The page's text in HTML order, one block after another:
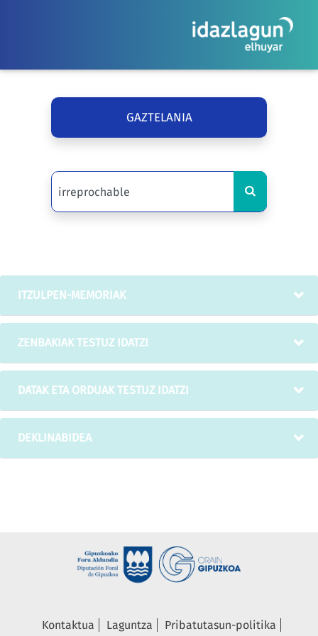
GAZTELANIA
ITZULPEN-MEMORIAK
ZENBAKIAK TESTUZ IDATZI
DATAK ETA ORDUAK TESTUZ IDATZI
DEKLINABIDEA
Kontaktua Laguntza
Pribatutasun-politika